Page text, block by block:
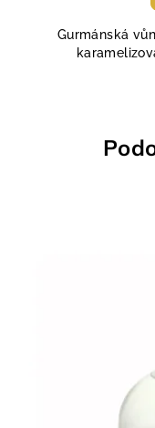
Gurmánská